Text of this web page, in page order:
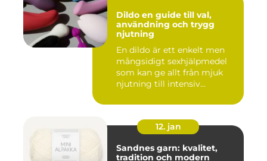
Dildo en guide till val,
användning och trygg
njutning
En dildo är ett enkelt men
mångsidigt sexhjälpmedel
som kan ge allt från mjuk
njutning till intensiv...
12. jan
Sandnes garn: kvalitet,
tradition och modern